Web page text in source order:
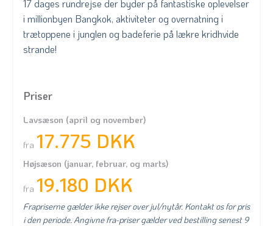
17 dages rundrejse der byder på fantastiske oplevelser
i millionbyen Bangkok, aktiviteter og overnatning i
trætoppene i junglen og badeferie på lækre kridhvide
strande!
Priser
Lavsæson (april og november)
fra 17.775 DKK
Højsæson (januar, februar, og marts)
fra 19.180 DKK
Frapriserne gælder ikke rejser over jul/nytår. Kontakt os for pris
i den periode. Angivne fra-priser gælder ved bestilling senest 9